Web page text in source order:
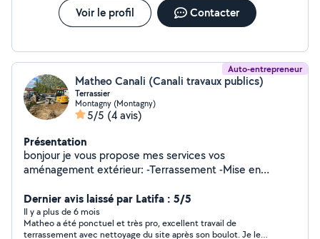
Voir le profil Contacter
Auto-entrepreneur
Matheo Canali (Canali travaux publics)
Terrassier
Montagny (Montagny)
5/5 (4 avis)
Présentation
bonjour je vous propose mes services vos
aménagement extérieur: -Terrassement -Mise en
Enrochement
Dernier avis laissé par Latifa : 5/5
Il y a plus de 6 mois
Matheo a été ponctuel et très pro, excellent travail de
terrassement avec nettoyage du site après son boulot. Je le